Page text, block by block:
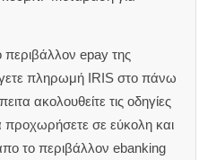
περιβάλλον epay της
πληρωμή IRIS στο πάνω
ακολουθείτε τις οδηγίες
σε εύκολη και
το περιβάλλον ebanking